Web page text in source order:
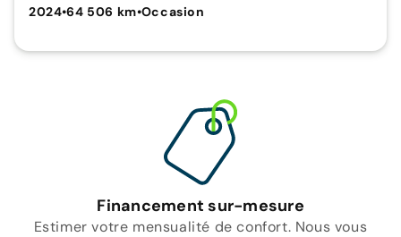
2024•64 506 km•Occasion
Financement sur-mesure
Estimer votre mensualité de confort. Nous vous